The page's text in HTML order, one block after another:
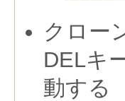
クロー
DELキ
動する